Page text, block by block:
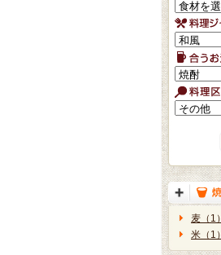
麦（1）
米（1）